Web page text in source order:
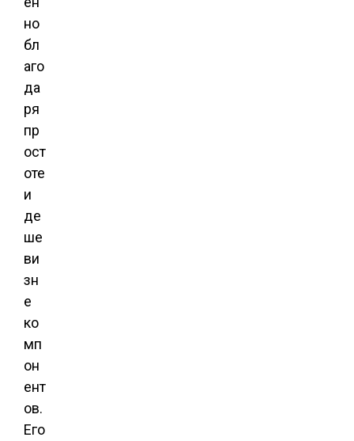
но
бл
аго
да
ря
пр
ост
оте
и
де
ше
ви
зн
е
ко
мп
он
ент
ов.
Его